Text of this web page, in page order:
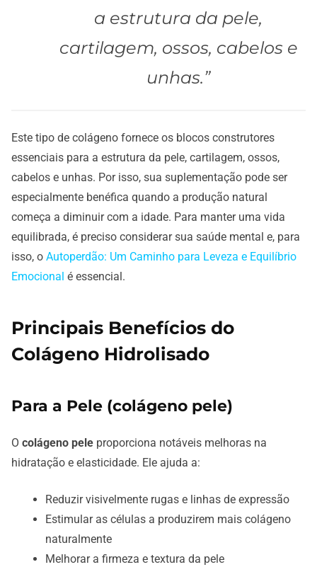
a estrutura da pele,
cartilagem, ossos, cabelos e
unhas.”
Este tipo de colágeno fornece os blocos construtores
essenciais para a estrutura da pele, cartilagem, ossos,
cabelos e unhas. Por isso, sua suplementação pode ser
especialmente benéfica quando a produção natural
começa a diminuir com a idade. Para manter uma vida
equilibrada, é preciso considerar sua saúde mental e, para
isso, o Autoperdão: Um Caminho para Leveza e Equilíbrio
Emocional é essencial.
Principais Benefícios do
Colágeno Hidrolisado
Para a Pele (colágeno pele)
O colágeno pele proporciona notáveis melhoras na
hidratação e elasticidade. Ele ajuda a:
Reduzir visivelmente rugas e linhas de expressão
Estimular as células a produzirem mais colágeno
naturalmente
Melhorar a firmeza e textura da pele